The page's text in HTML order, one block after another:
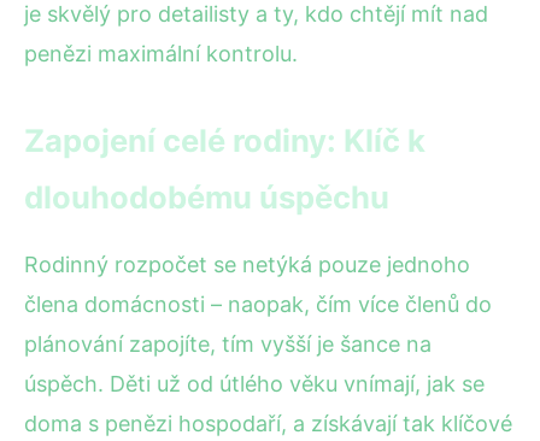
je skvělý pro detailisty a ty, kdo chtějí mít nad
penězi maximální kontrolu.
Zapojení celé rodiny: Klíč k
dlouhodobému úspěchu
Rodinný rozpočet se netýká pouze jednoho
člena domácnosti – naopak, čím více členů do
plánování zapojíte, tím vyšší je šance na
úspěch. Děti už od útlého věku vnímají, jak se
doma s penězi hospodaří, a získávají tak klíčové